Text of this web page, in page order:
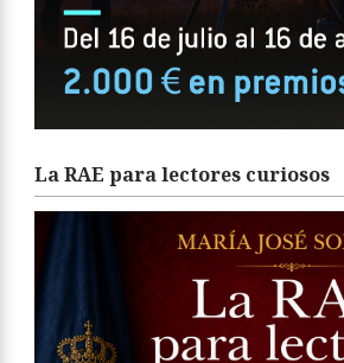
La RAE para lectores curiosos